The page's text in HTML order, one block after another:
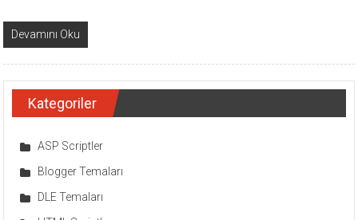
Devamını Oku
Kategoriler
ASP Scriptler
Blogger Temaları
DLE Temaları